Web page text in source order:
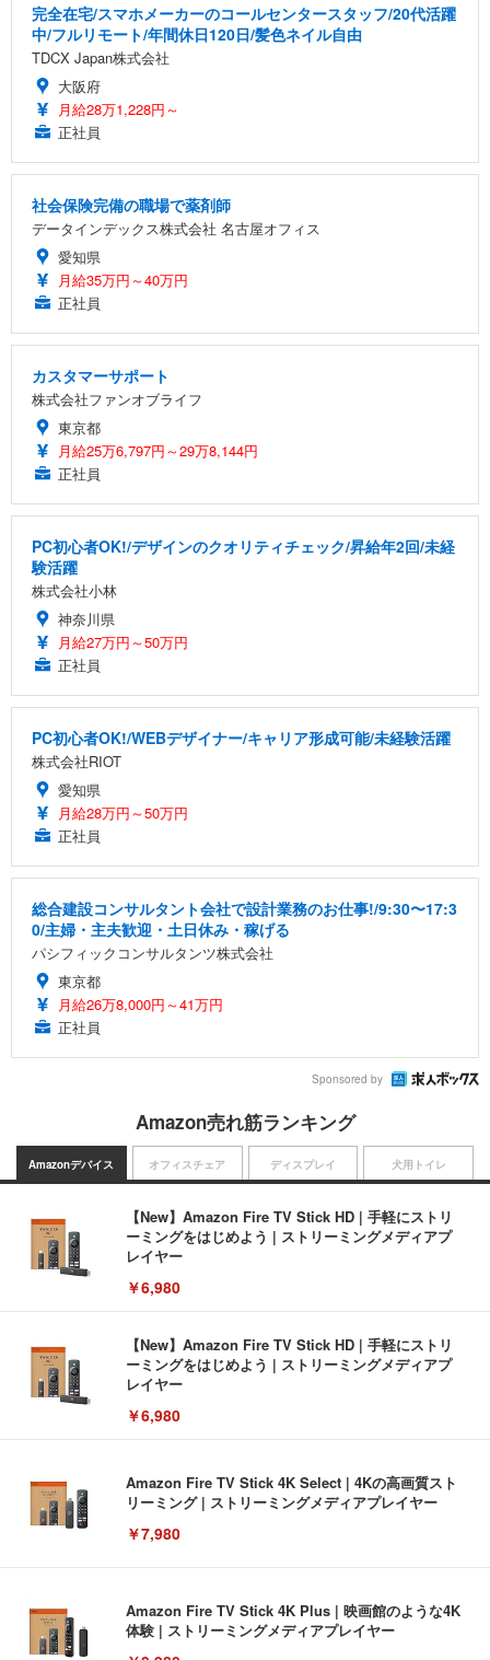
完全在宅/スマホメーカーのコールセンタースタッフ/20代活躍
中/フルリモート/年間休日120日/髪色ネイル自由
TDCX Japan株式会社
大阪府
月給28万1,228円～
正社員
社会保険完備の職場で薬剤師
データインデックス株式会社 名古屋オフィス
愛知県
月給35万円～40万円
正社員
カスタマーサポート
株式会社ファンオブライフ
東京都
月給25万6,797円～29万8,144円
正社員
PC初心者OK!/デザインのクオリティチェック/昇給年2回/未経
験活躍
株式会社小林
神奈川県
月給27万円～50万円
正社員
PC初心者OK!/WEBデザイナー/キャリア形成可能/未経験活躍
株式会社RIOT
愛知県
月給28万円～50万円
正社員
総合建設コンサルタント会社で設計業務のお仕事!/9:30〜17:3
0/主婦・主夫歓迎・土日休み・稼げる
パシフィックコンサルタンツ株式会社
東京都
月給26万8,000円～41万円
正社員
Sponsored by
Amazon売れ筋ランキング
Amazonデバイス
【New】Amazon Fire TV Stick HD | 手軽にストリ
ーミングをはじめよう | ストリーミングメディアプ
レイヤー
￥6,980
【New】Amazon Fire TV Stick HD | 手軽にストリ
ーミングをはじめよう | ストリーミングメディアプ
レイヤー
￥6,980
Amazon Fire TV Stick 4K Select | 4Kの高画質スト
リーミング | ストリーミングメディアプレイヤー
￥7,980
Amazon Fire TV Stick 4K Plus | 映画館のような4K
体験 | ストリーミングメディアプレイヤー
オフィスチェア ディスプレイ 犬用トイレ